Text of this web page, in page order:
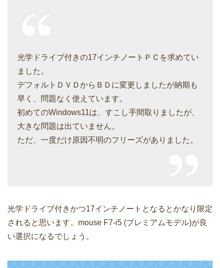
光学ドライブ付きの17インチノートＰＣを求めてい
ました。
デフォルトＤＶＤからＢＤに変更しましたが納期も
早く、問題なく使えています。
初めてのWindows11は、すこし手間取りましたが、
大きな問題は出ていません。
ただ、一度だけ原因不明のフリーズがありました。
光学ドライブ付きかつ17インチノートとなるとかなり限定
されると思います。mouse F7-i5 (プレミアムモデル)が良
い選択になるでしょう。